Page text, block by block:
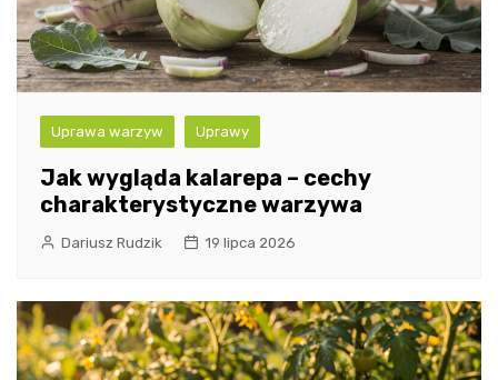
Uprawa warzyw Uprawy
Jak wygląda kalarepa – cechy
charakterystyczne warzywa
Dariusz Rudzik 19 lipca 2026